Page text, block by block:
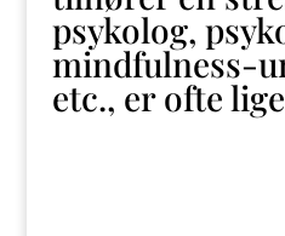
psykolog,
mindfulness-
etc., er ofte